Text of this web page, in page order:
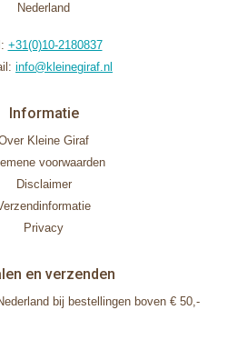
Nederland
+31(0)10-2180837
info@kleinegiraf.nl
Informatie
Kleine Giraf
voorwaarden
Disclaimer
Privacy
en verzenden
bij bestellingen boven € 50,-